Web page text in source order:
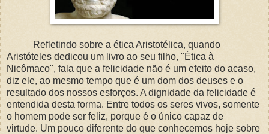
Refletindo sobre a ética Aristotélica, quando
Aristóteles dedicou um livro ao seu filho, "Ética à
Nicômaco", fala que a felicidade não é um efeito do acaso,
diz ele, ao mesmo tempo que é um dom dos deuses e o
resultado dos nossos esforços. A dignidade da felicidade é
entendida desta forma. Entre todos os seres vivos, somente
o homem pode ser feliz, porque é o único capaz de
virtude. Um pouco diferente do que conhecemos hoje sobre